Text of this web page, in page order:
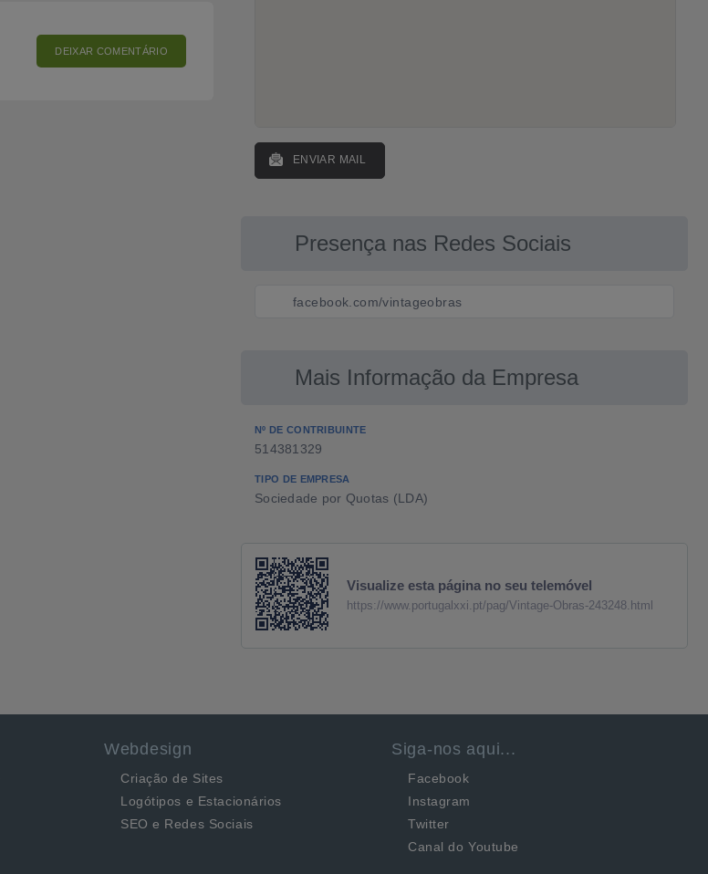
DEIXAR COMENTÁRIO
ENVIAR MAIL
Presença nas Redes Sociais
facebook.com/vintageobras
Mais Informação da Empresa
Nº DE CONTRIBUINTE
514381329
TIPO DE EMPRESA
Sociedade por Quotas (LDA)
Visualize esta página no seu telemóvel
https://www.portugalxxi.pt/pag/Vintage-Obras-243248.html
Webdesign
Criação de Sites
Logótipos e Estacionários
SEO e Redes Sociais
Siga-nos aqui...
Facebook
Instagram
Twitter
Canal do Youtube